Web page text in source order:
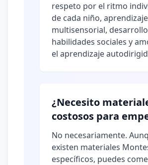
respeto por el ritmo
de cada niño, aprendizaje
multisensorial,
habilidades sociales y
el aprendizaje
¿Necesito
costosos para
No necesariamente.
existen materiales
específicos, puedes